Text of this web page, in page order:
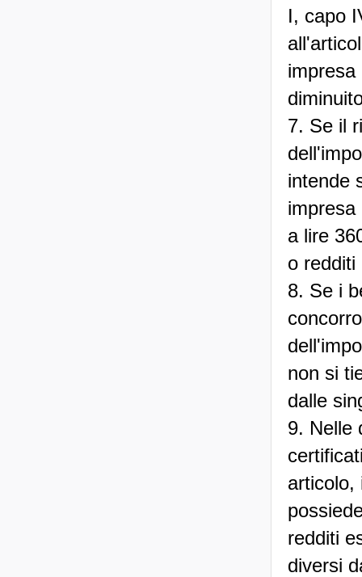
I, capo
impresa
7. Se il
intende
impresa
a lire
o redditi
8. Se i
non si
dalle
9. Nelle
articolo,
redditi
diversi